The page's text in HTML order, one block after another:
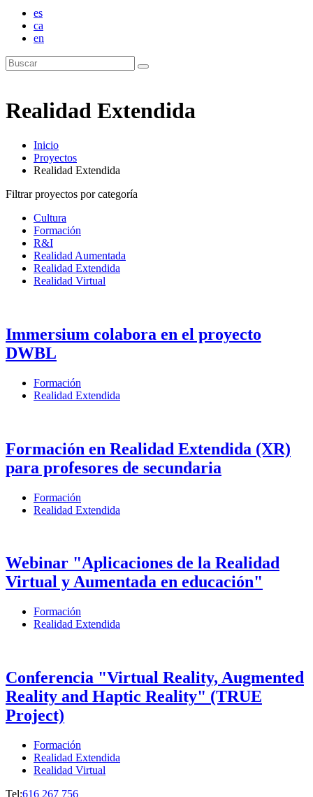
es
ca
en
Buscar
Realidad Extendida
Inicio
Proyectos
Realidad Extendida
Filtrar proyectos por categoría
Cultura
Formación
R&I
Realidad Aumentada
Realidad Extendida
Realidad Virtual
Immersium colabora en el proyecto
DWBL
Formación
Realidad Extendida
Formación en Realidad Extendida (XR)
para profesores de secundaria
Formación
Realidad Extendida
Webinar "Aplicaciones de la Realidad
Virtual y Aumentada en educación"
Formación
Realidad Extendida
Conferencia "Virtual Reality, Augmented
Reality and Haptic Reality" (TRUE
Project)
Formación
Realidad Extendida
Realidad Virtual
Tel:616 267 756